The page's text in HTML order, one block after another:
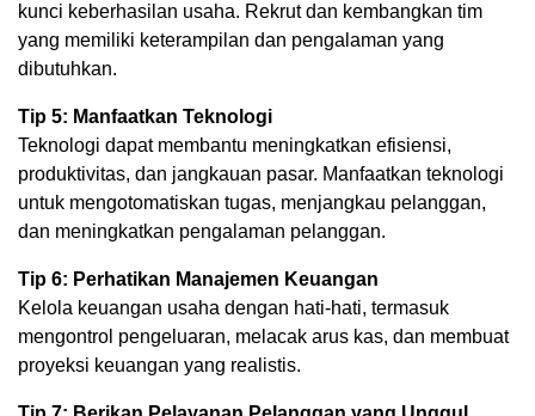
kunci keberhasilan usaha. Rekrut dan kembangkan tim
yang memiliki keterampilan dan pengalaman yang
dibutuhkan.
Tip 5: Manfaatkan Teknologi
Teknologi dapat membantu meningkatkan efisiensi,
produktivitas, dan jangkauan pasar. Manfaatkan teknologi
untuk mengotomatiskan tugas, menjangkau pelanggan,
dan meningkatkan pengalaman pelanggan.
Tip 6: Perhatikan Manajemen Keuangan
Kelola keuangan usaha dengan hati-hati, termasuk
mengontrol pengeluaran, melacak arus kas, dan membuat
proyeksi keuangan yang realistis.